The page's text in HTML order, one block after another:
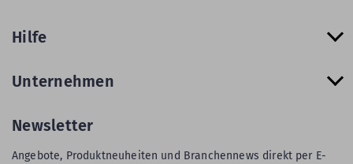
Hilfe
Unternehmen
Newsletter
Angebote, Produktneuheiten und Branchennews direkt per E-